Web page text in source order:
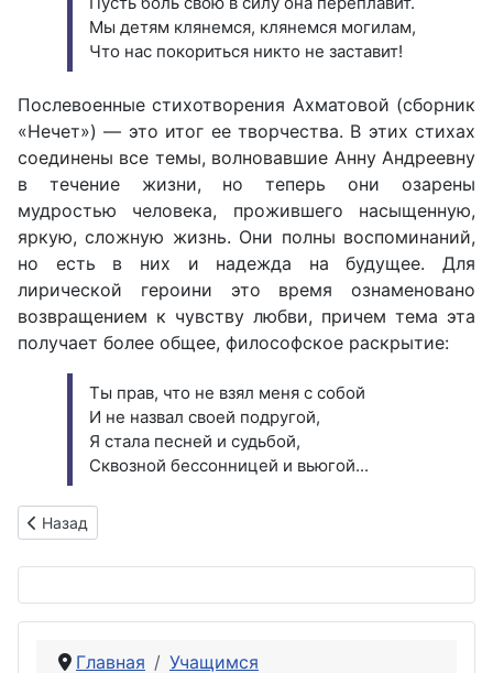
Мы детям клянемся, клянемся могилам,
Что нас покориться никто не заставит!
Послевоенные стихотворения Ахматовой (сборник
«Нечет») — это итог ее творчества. В этих стихах
соединены все темы, волновавшие Анну Андреевну
в течение жизни, но теперь они озарены
мудростью человека, прожившего насыщенную,
яркую, сложную жизнь. Они полны воспоминаний,
но есть в них и надежда на будущее. Для
лирической героини это время ознаменовано
возвращением к чувству любви, причем тема эта
получает более общее, философское раскрытие:
Ты прав, что не взял меня с собой
И не назвал своей подругой,
Я стала песней и судьбой,
Сквозной бессонницей и вьюгой...
Предыдущий: «Звезды смерти стояли над нами...» (по
Назад
Главная Учащимся